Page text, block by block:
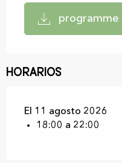
programme
Horarios
El 11 agosto 2026
18:00 a 22:00